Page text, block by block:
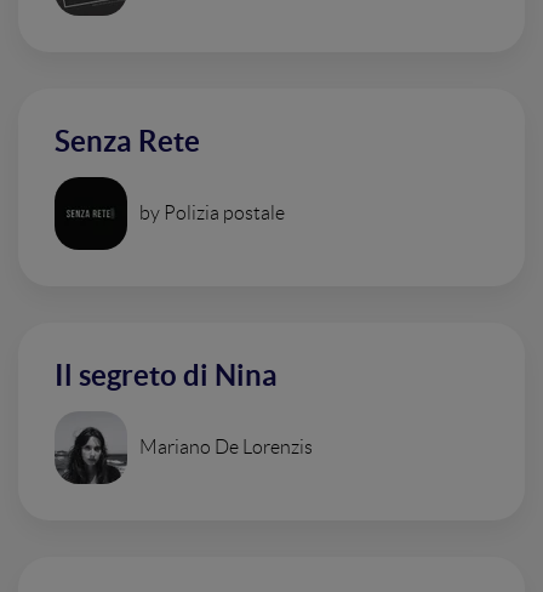
Senza Rete
by Polizia postale
Il segreto di Nina
Mariano De Lorenzis